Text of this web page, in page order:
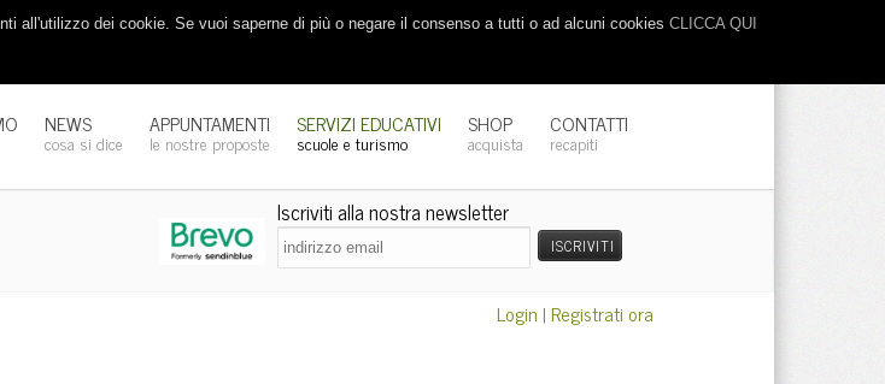
NEWS
cosa si dice
APPUNTAMENTI
le nostre proposte
SERVIZI EDUCATIVI
scuole e turismo
SHOP
acquista
CONTATTI
recapiti
Iscriviti alla nostra newsletter
Login|Registrati ora
all'utilizzo dei cookie. Se vuoi saperne di più o negare il consenso a tutti o ad alcuni cookies CLICCA QUI